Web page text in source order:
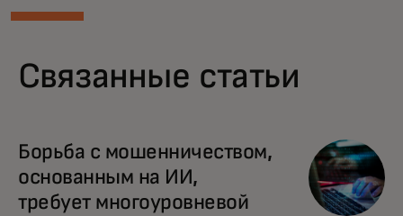
Связанные статьи
Борьба с мошенничеством,
основанным на ИИ,
требует многоуровневой